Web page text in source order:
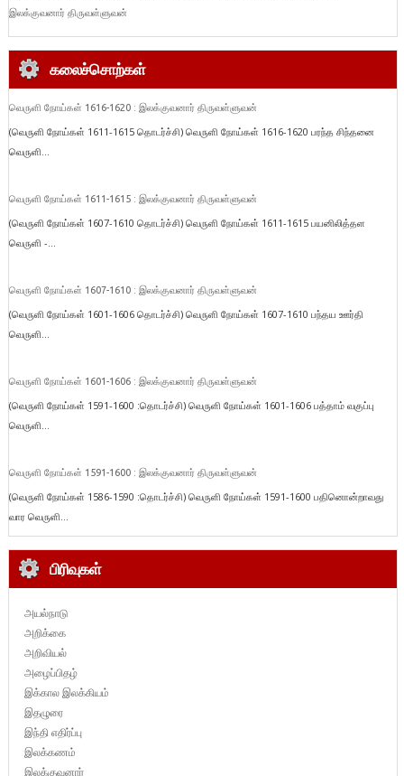
இலக்குவனார் திருவள்ளுவன்
கலைச்சொற்கள்
வெருளி நோய்கள் 1616-1620 : இலக்குவனார் திருவள்ளுவன்
(வெருளி நோய்கள் 1611-1615 தொடர்ச்சி) வெருளி நோய்கள் 1616-1620 பரந்த சிந்தனை
வெருளி...
வெருளி நோய்கள் 1611-1615 : இலக்குவனார் திருவள்ளுவன்
(வெருளி நோய்கள் 1607-1610 தொடர்ச்சி) வெருளி நோய்கள் 1611-1615 பயனிலித்தள
வெருளி -...
வெருளி நோய்கள் 1607-1610 : இலக்குவனார் திருவள்ளுவன்
(வெருளி நோய்கள் 1601-1606 தொடர்ச்சி) வெருளி நோய்கள் 1607-1610 பந்தய ஊர்தி
வெருளி...
வெருளி நோய்கள் 1601-1606 : இலக்குவனார் திருவள்ளுவன்
(வெருளி நோய்கள் 1591-1600 :தொடர்ச்சி) வெருளி நோய்கள் 1601-1606 பத்தாம் வகுப்பு
வெருளி...
வெருளி நோய்கள் 1591-1600 : இலக்குவனார் திருவள்ளுவன்
(வெருளி நோய்கள் 1586-1590 :தொடர்ச்சி) வெருளி நோய்கள் 1591-1600 பதினொன்றாவது
வார வெருளி...
பிரிவுகள்
அயல்நாடு
அறிக்கை
அறிவியல்
அழைப்பிதழ்
இக்கால இலக்கியம்
இதழுரை
இந்தி எதிர்ப்பு
இலக்கணம்
இலக்குவனார்